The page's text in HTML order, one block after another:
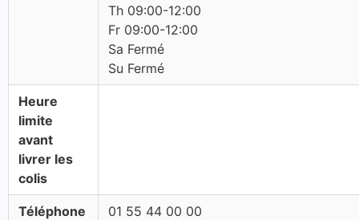
Th 09:00-12:00
Fr 09:00-12:00
Sa Fermé
Su Fermé
Heure
limite
avant
livrer les
colis
Téléphone 01 55 44 00 00